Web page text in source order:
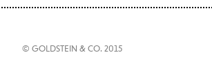
© GOLDSTEIN & CO. 2015